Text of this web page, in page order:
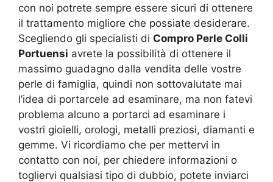
con noi potrete sempre essere sicuri di ottenere
il trattamento migliore che possiate desiderare.
Scegliendo gli specialisti di Compro Perle Colli
Portuensi avrete la possibilità di ottenere il
massimo guadagno dalla vendita delle vostre
perle di famiglia, quindi non sottovalutate mai
l’idea di portarcele ad esaminare, ma non fatevi
problema alcuno a portarci ad esaminare i
vostri gioielli, orologi, metalli preziosi, diamanti e
gemme. Vi ricordiamo che per mettervi in
contatto con noi, per chiedere informazioni o
togliervi qualsiasi tipo di dubbio, potete inviarci